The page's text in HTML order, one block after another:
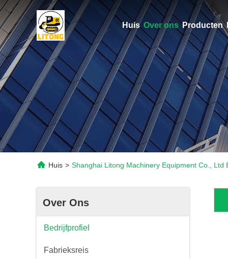
Huis Over ons Producten
Huis > Shanghai Litong Machinery Equipment Co., Ltd
Over Ons
Bedrijfprofiel
Fabrieksreis